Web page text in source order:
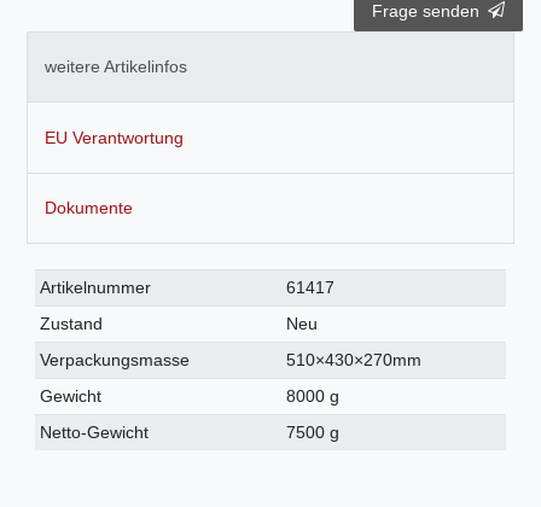
Frage senden
weitere Artikelinfos
EU Verantwortung
Dokumente
Technisches
Merkmal
Wert
Artikelnummer
61417
Zustand
Neu
Verpackungsmasse
510×430×270mm
Gewicht
8000 g
Netto-Gewicht
7500 g